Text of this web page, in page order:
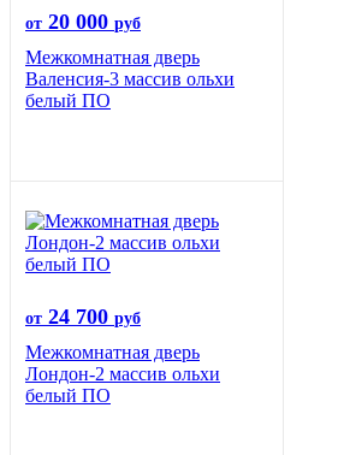
от 20 000 руб
Межкомнатная дверь
Валенсия-3 массив ольхи
белый ПО
от 24 700 руб
Межкомнатная дверь
Лондон-2 массив ольхи
белый ПО